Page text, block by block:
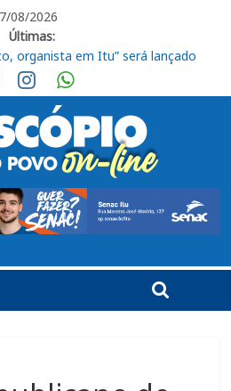
08/2026
Últimas:
organista em Itu” será lançado
do Bloco K no Campus
nota 6,5 nos anos iniciais do
realizam ação solidária em
em Itu
suspeições em processo contra